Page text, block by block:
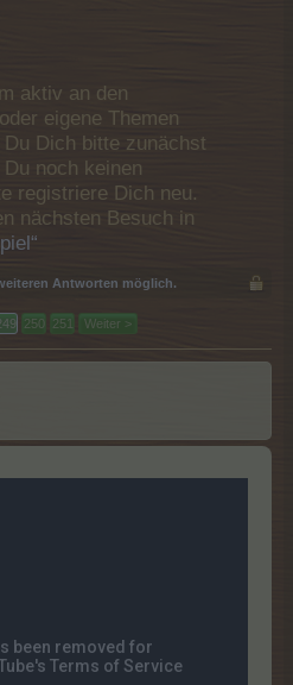
aktiv an den
eigene Themen
Dich bitte zunächst
noch keinen
registriere Dich neu.
nächsten Besuch in
Antworten möglich.
250 251 Weiter >